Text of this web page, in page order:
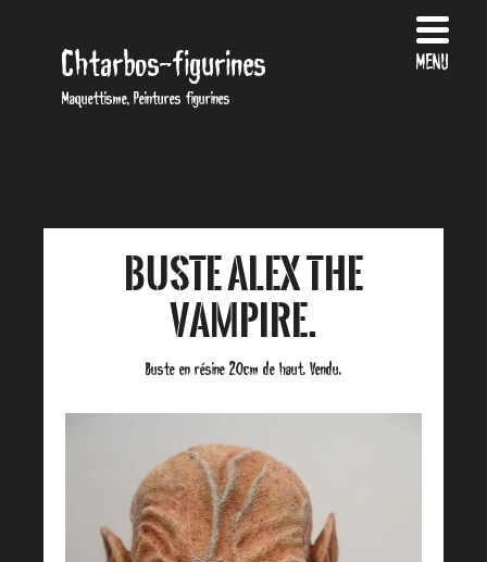
Chtarbos-figurines
Maquettisme, Peintures figurines
Buste Alex the
Vampire.
Buste en résine 20cm de haut. Vendu.
MENU